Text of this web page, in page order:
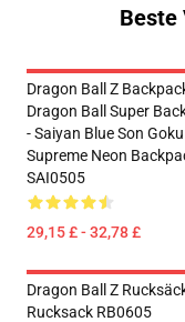
Beste
Dragon Ball Z
Dragon Ball Super
- Saiyan Blue Son Goku
Supreme Neon
SAI0505
29,15 £ - 32,78 £
Dragon Ball Z
Rucksack RB0605